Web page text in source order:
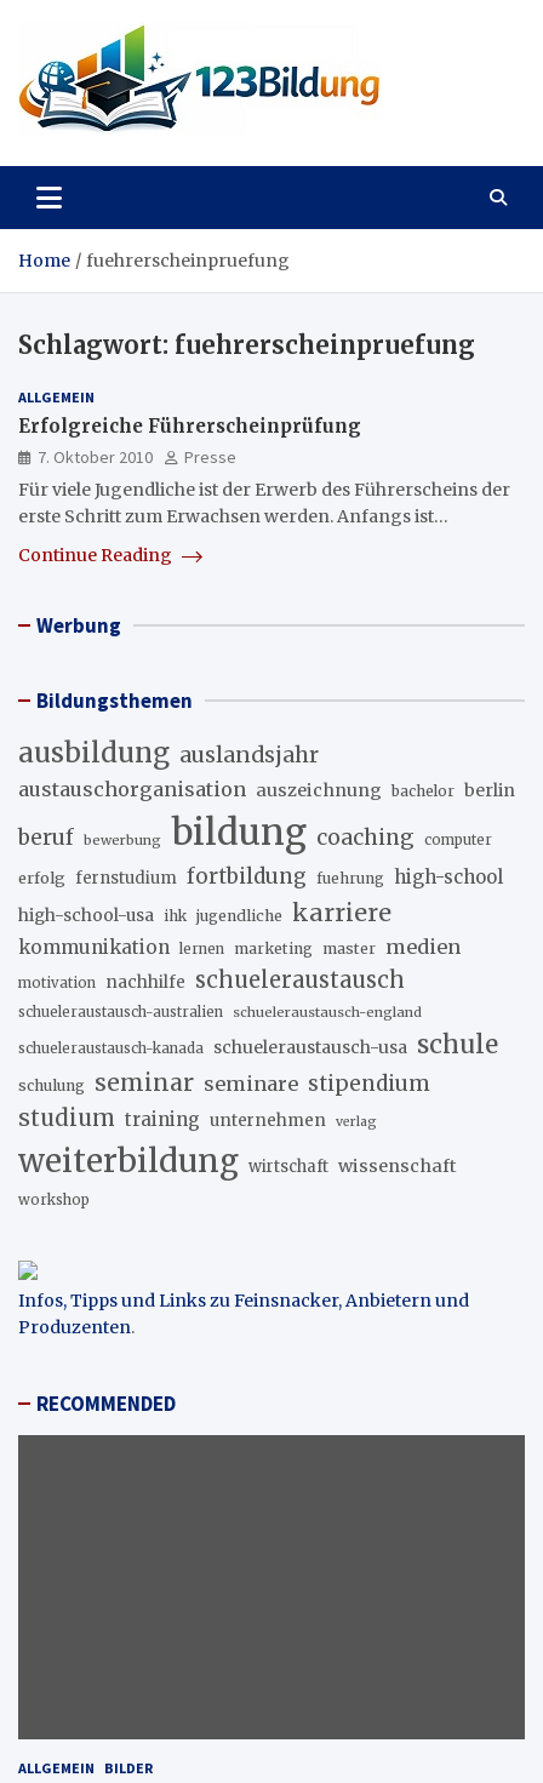
content
123Bildung
Home fuehrerscheinpruefung
Schlagwort: fuehrerscheinpruefung
ALLGEMEIN
Erfolgreiche Führerscheinprüfung
7. Oktober 2010
Presse
Für viele Jugendliche ist der Erwerb des Führerscheins der
erste Schritt zum Erwachsen werden. Anfangs ist…
Continue Reading
Werbung
Bildungsthemen
ausbildung auslandsjahr
austauschorganisation auszeichnung bachelor berlin
beruf bewerbung bildung coaching computer
erfolg fernstudium fortbildung fuehrung high-school
high-school-usa ihk jugendliche karriere
kommunikation lernen marketing master medien
motivation nachhilfe schueleraustausch
schueleraustausch-australien schueleraustausch-england
schueleraustausch-kanada schueleraustausch-usa schule
schulung seminar seminare stipendium
studium training unternehmen verlag
weiterbildung wirtschaft wissenschaft
workshop
Infos, Tipps und Links zu Feinsnacker, Anbietern und
Produzenten.
RECOMMENDED
ALLGEMEIN BILDER